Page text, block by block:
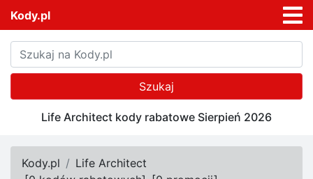
Kody.pl
Szukaj
Life Architect kody rabatowe Sierpień 2026
Kody.pl
Life Architect